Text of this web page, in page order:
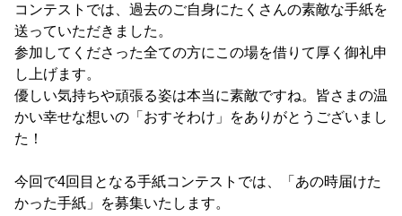
コンテストでは、過去のご自身にたくさんの素敵な手紙を
送っていただきました。
参加してくださった全ての方にこの場を借りて厚く御礼申
し上げます。
優しい気持ちや頑張る姿は本当に素敵ですね。皆さまの温
かい幸せな想いの「おすそわけ」をありがとうございまし
た！
今回で4回目となる手紙コンテストでは、「あの時届けた
かった手紙」を募集いたします。